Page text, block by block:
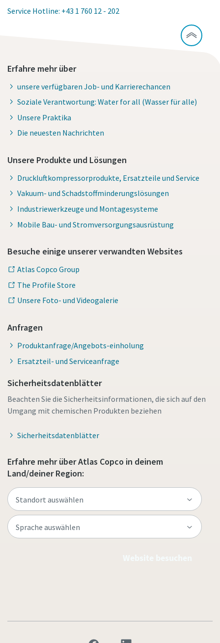
Service Hotline: +43 1 760 12 - 202
Erfahre mehr über
unsere verfügbaren Job- und Karrierechancen
Soziale Verantwortung: Water for all (Wasser für alle)
Unsere Praktika
Die neuesten Nachrichten
Unsere Produkte und Lösungen
Druckluftkompressorprodukte, Ersatzteile und Service
Vakuum- und Schadstoffminderungslösungen
Industriewerkzeuge und Montagesysteme
Mobile Bau- und Stromversorgungsausrüstung
Besuche einige unserer verwandten Websites
Atlas Copco Group
The Profile Store
Unsere Foto- und Videogalerie
Anfragen
Produktanfrage/Angebots-einholung
Ersatzteil- und Serviceanfrage
Sicherheitsdatenblätter
Beachten Sie die Sicherheitsinformationen, die sich auf den
Umgang mit chemischen Produkten beziehen
Sicherheitsdatenblätter
Erfahre mehr über Atlas Copco in deinem
Land/deiner Region: